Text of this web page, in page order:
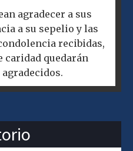
agradecer a sus
a su sepelio y las
recibidas,
caridad quedarán